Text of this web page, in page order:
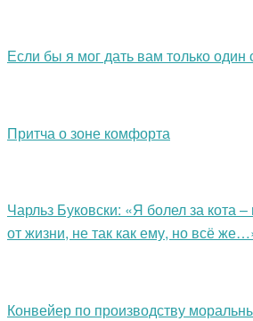
Если бы я мог дать вам только
Притча о зоне комфорта
Чарльз Буковски: «Я болел за кота
от жизни, не так как ему, но всё
Конвейер по производству